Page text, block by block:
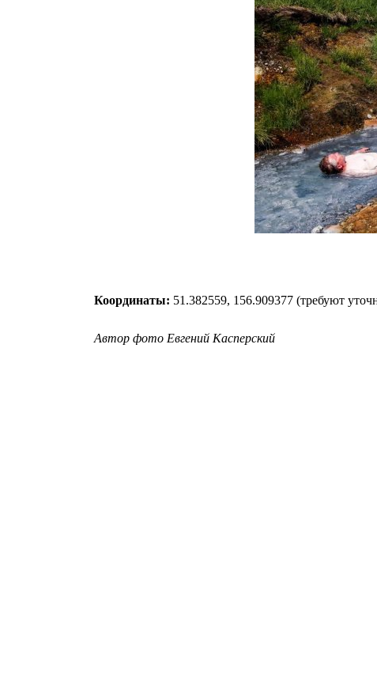
Координаты: 51.382559, 156.909377 (требуют
Автор фото Евгений Касперский